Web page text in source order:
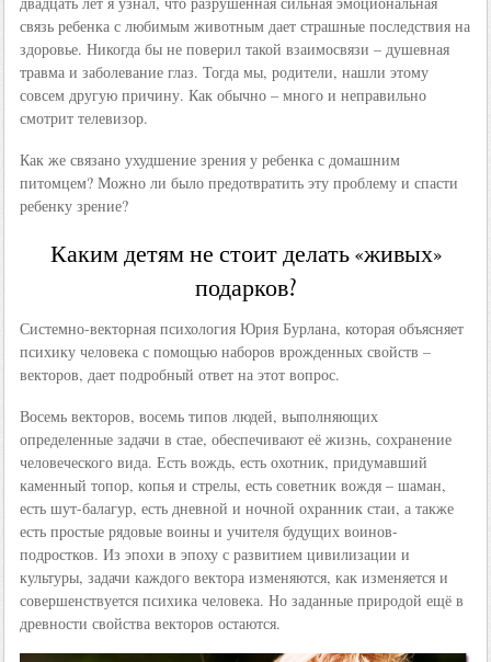
связь ребенка с любимым животным дает страшные последствия на
здоровье. Никогда бы не поверил такой взаимосвязи – душевная
травма и заболевание глаз. Тогда мы, родители, нашли этому
совсем другую причину. Как обычно – много и неправильно
смотрит телевизор.
Как же связано ухудшение зрения у ребенка с домашним
питомцем? Можно ли было предотвратить эту проблему и спасти
ребенку зрение?
Каким детям не стоит делать «живых»
подарков?
Системно-векторная психология Юрия Бурлана, которая объясняет
психику человека с помощью наборов врожденных свойств –
векторов, дает подробный ответ на этот вопрос.
Восемь векторов, восемь типов людей, выполняющих
определенные задачи в стае, обеспечивают её жизнь, сохранение
человеческого вида. Есть вождь, есть охотник, придумавший
каменный топор, копья и стрелы, есть советник вождя – шаман,
есть шут-балагур, есть дневной и ночной охранник стаи, а также
есть простые рядовые воины и учителя будущих воинов-
подростков. Из эпохи в эпоху с развитием цивилизации и
культуры, задачи каждого вектора изменяются, как изменяется и
совершенствуется психика человека. Но заданные природой ещё в
древности свойства векторов остаются.